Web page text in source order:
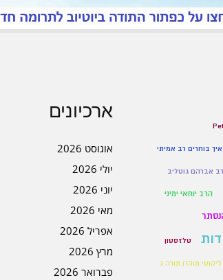
ארכיונים
אוגוסט 2026
יולי 2026
יוני 2026
מאי 2026
אפריל 2026
מרץ 2026
פברואר 2026
איך בוחרים רב אמיתי
אברהם גוטליב
הרב יוחאי ימיני
טלזסטון
ליקוטי מוהרן תורה ג